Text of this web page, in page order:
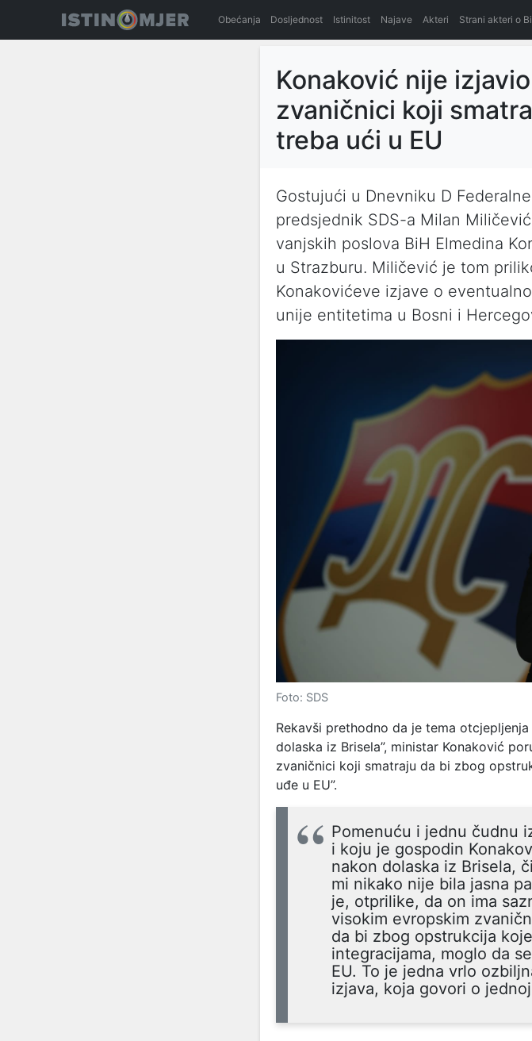
Obećanja Dosljednost Istinitost Najave Akteri Strani akteri o
Konaković nije
zvaničnici koji
treba ući u EU
Gostujući u Dnevniku D
predsjednik SDS-a Milan
vanjskih poslova BiH Elmedina
u Strazburu. Miličević je tom
Konakovićeve izjave o
unije entitetima u Bosni i
Foto: SDS
Rekavši prethodno da je tema
dolaska iz Brisela”, ministar Konaković
zvaničnici koji smatraju da bi zbog
uđe u EU”.
Pomenuću i jednu čudnu
i koju je gospodin
nakon dolaska iz Brisela,
mi nikako nije bila jasna
je, otprilike, da on ima
visokim evropskim
da bi zbog opstrukcija
integracijama, moglo da
EU. To je jedna vrlo
izjava, koja govori o